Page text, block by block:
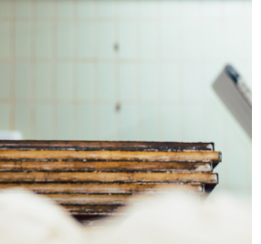
Verzeichnis der
Innungsmitglieder
(nach Namen oder
Dienstleistung)